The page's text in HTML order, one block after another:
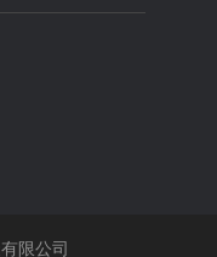
限公司